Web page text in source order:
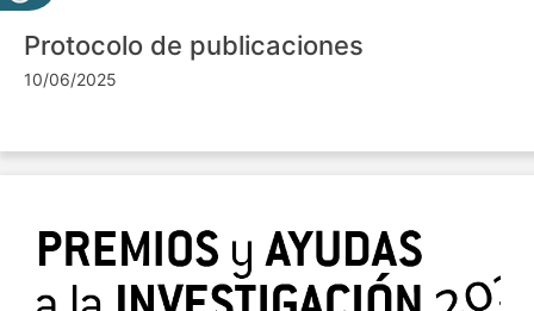
Protocolo de publicaciones
10/06/2025